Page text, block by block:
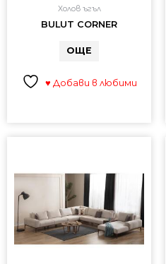
Холов ъгъл
BULUT CORNER
ОЩЕ
♥ Добави в любими